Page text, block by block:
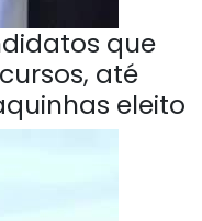
que
até
eleito